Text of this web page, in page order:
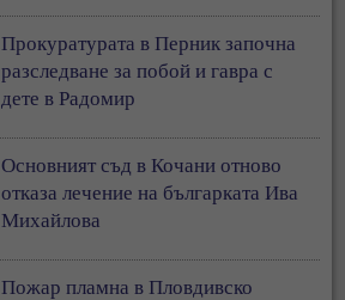
Прокуратурата в Перник започна
разследване за побой и гавра с
дете в Радомир
Основният съд в Кочани отново
отказа лечение на българката Ива
Михайлова
Пожар пламна в Пловдивско